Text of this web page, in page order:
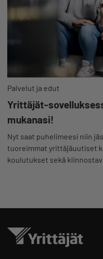
Palvelut ja edut
Yrittäjät-
mukanasi!
Nyt saat puhelimeesi niin
tuoreimmat yrittäjäuutiset
koulutukset sekä